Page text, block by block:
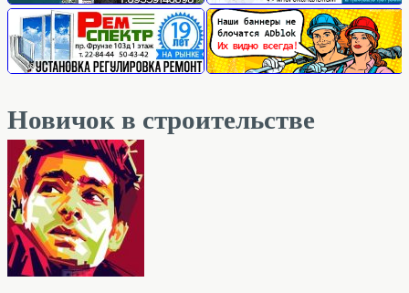
Новичок в строительстве